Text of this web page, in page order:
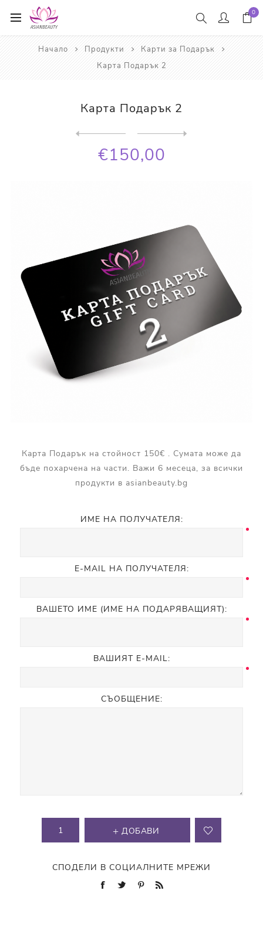
0
Начало Продукти
Карти за Подарък
Карта Подарък 2
Карта Подарък 2
€150,00
Карта Подарък на стойност 150€ . Сумата може да
бъде похарчена на части. Важи 6 месеца, за всички
продукти в asianbeauty.bg
ИМЕ НА ПОЛУЧАТЕЛЯ:
E-MAIL НА ПОЛУЧАТЕЛЯ:
ВАШЕТО ИМЕ (ИМЕ НА ПОДАРЯВАЩИЯТ):
ВАШИЯТ E-MAIL:
СЪОБЩЕНИЕ:
ДОБАВИ
СПОДЕЛИ В СОЦИАЛНИТЕ МРЕЖИ